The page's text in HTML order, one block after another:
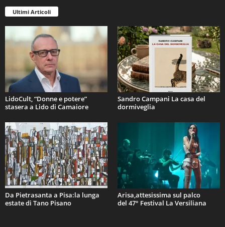
Ultimi Articoli
LidoCult, “Donne e potere”
stasera a Lido di Camaiore
Sandro Campani La casa del
dormiveglia
Da Pietrasanta a Pisa:la lunga
estate di Tano Pisano
Arisa,attesissima sul palco
del 47° Festival La Versiliana